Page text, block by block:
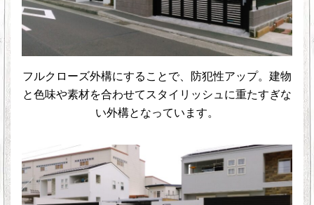
フルクローズ外構にすることで、防犯性アップ。建物
と色味や素材を合わせてスタイリッシュに重たすぎな
い外構となっています。